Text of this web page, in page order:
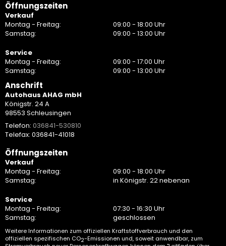
Öffnungszeiten
Verkauf
Montag - Freitag:
09:00 - 18:00 Uhr
Samstag:
09:00 - 13:00 Uhr
Service
Montag - Freitag:
09:00 - 17:00 Uhr
Samstag:
09:00 - 13:00 Uhr
Anschrift
Autohaus AHAG mbH
Königstr. 24 A
98553 Schleusingen
Telefon: 036841-530810
Telefax: 036841-41018
Öffnungszeiten
Verkauf
Montag - Freitag:
09:00 - 18:00 Uhr
Samstag:
in Königstr. 22 nebenan
Service
Montag - Freitag:
07:30 - 16:30 Uhr
Samstag:
geschlossen
Weitere Informationen zum offiziellen Kraftstoffverbrauch und den
offiziellen spezifischen CO2-Emissionen und, soweit anwendbar, zum